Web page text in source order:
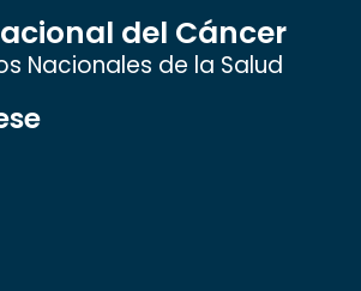
del Cáncer
Nacionales de la Salud